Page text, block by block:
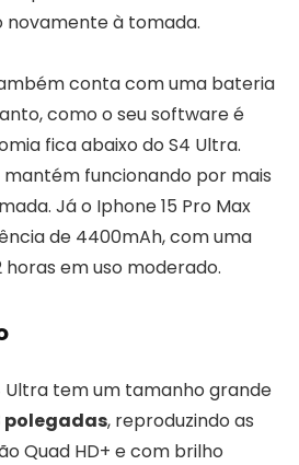
novamente à tomada.
conta com uma bateria
como o seu software é
fica abaixo do S4 Ultra.
mantém funcionando por mais
Já o Iphone 15 Pro Max
de 4400mAh, com uma
em uso moderado.
Ultra tem um tamanho grande
polegadas, reproduzindo as
Quad HD+ e com brilho